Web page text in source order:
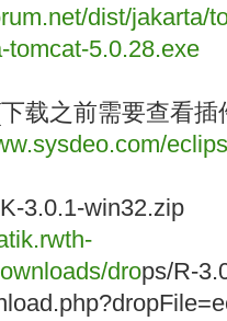
dist/jakarta/
tomcat-5.0.28.exe
载之前需要查看
3.0.1-win32.zip
drops/R-